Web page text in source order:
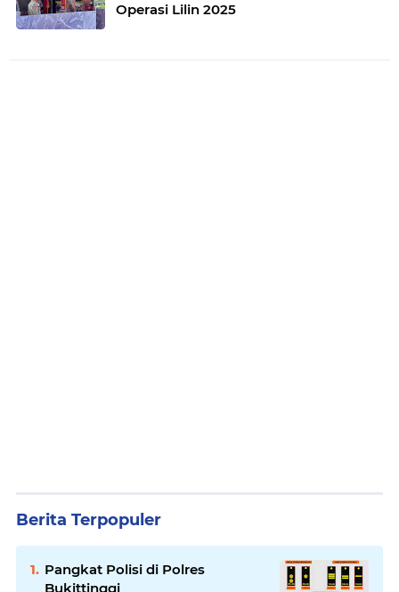
Operasi Lilin 2025
Berita Terpopuler
Pangkat Polisi di Polres
Bukittinggi